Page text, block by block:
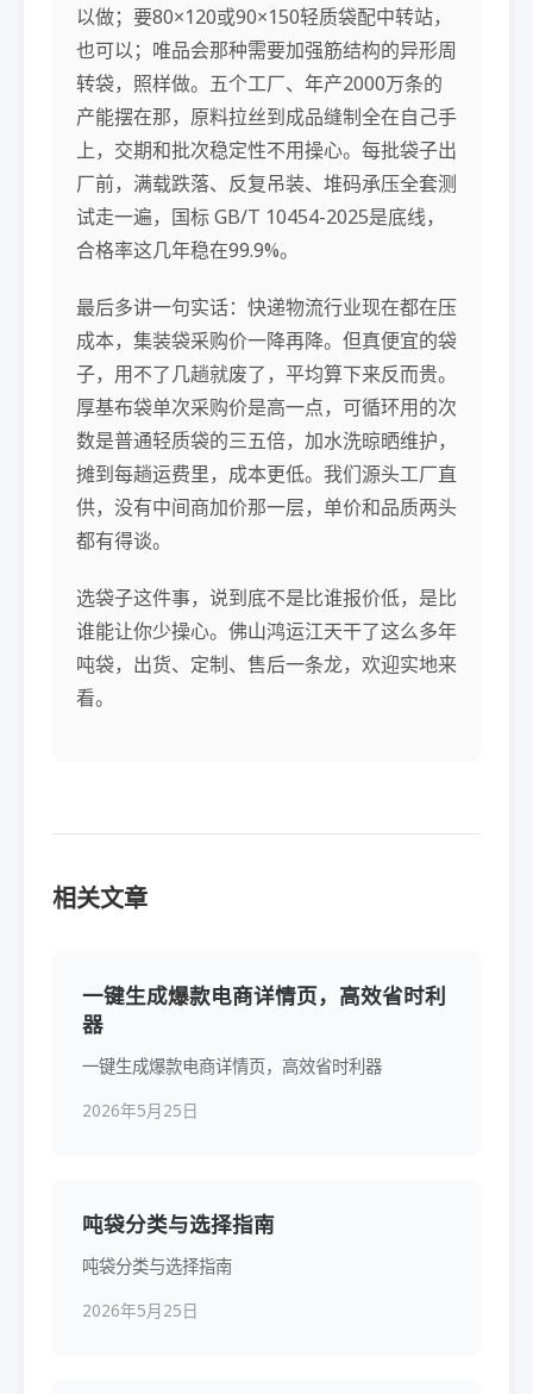
以做；要80×120或90×150轻质袋配中转站，
也可以；唯品会那种需要加强筋结构的异形周
转袋，照样做。五个工厂、年产2000万条的
产能摆在那，原料拉丝到成品缝制全在自己手
上，交期和批次稳定性不用操心。每批袋子出
厂前，满载跌落、反复吊装、堆码承压全套测
试走一遍，国标 GB/T 10454-2025是底线，
合格率这几年稳在99.9%。
最后多讲一句实话：快递物流行业现在都在压
成本，集装袋采购价一降再降。但真便宜的袋
子，用不了几趟就废了，平均算下来反而贵。
厚基布袋单次采购价是高一点，可循环用的次
数是普通轻质袋的三五倍，加水洗晾晒维护，
摊到每趟运费里，成本更低。我们源头工厂直
供，没有中间商加价那一层，单价和品质两头
都有得谈。
选袋子这件事，说到底不是比谁报价低，是比
谁能让你少操心。佛山鸿运江天干了这么多年
吨袋，出货、定制、售后一条龙，欢迎实地来
看。
相关文章
一键生成爆款电商详情页，高效省时利
器
一键生成爆款电商详情页，高效省时利器
2026年5月25日
吨袋分类与选择指南
吨袋分类与选择指南
2026年5月25日